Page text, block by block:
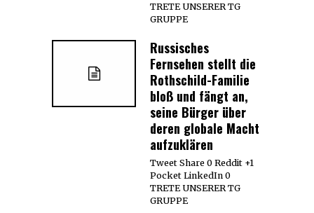
TRETE UNSERER TG
GRUPPE
Russisches
Fernsehen stellt die
Rothschild-Familie
bloß und fängt an,
seine Bürger über
deren globale Macht
aufzuklären
Tweet Share 0 Reddit +1
Pocket LinkedIn 0
TRETE UNSERER TG
GRUPPE